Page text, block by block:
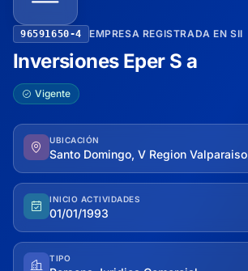
96591650-4 EMPRESA REGISTRADA EN SII
Inversiones Eper S a
Vigente
UBICACIÓN
Santo Domingo, V Region Valparaiso
INICIO ACTIVIDADES
01/01/1993
TIPO